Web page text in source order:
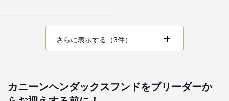
さらに表示する（3件）
カニーンヘンダックスフンドをブリーダーか